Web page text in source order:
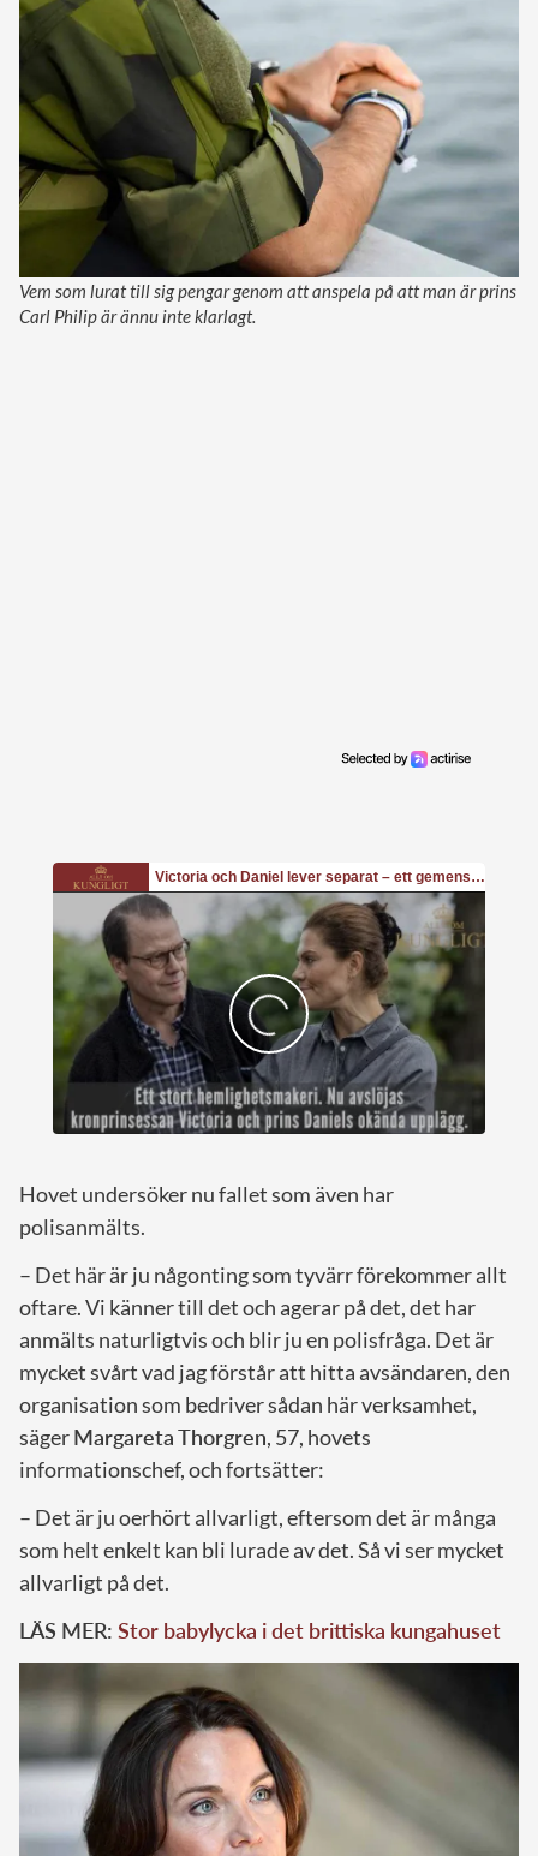
Vem som lurat till sig pengar genom att anspela på att man är prins
Carl Philip är ännu inte klarlagt.
Hovet undersöker nu fallet som även har
polisanmälts.
– Det här är ju någonting som tyvärr förekommer allt
oftare. Vi känner till det och agerar på det, det har
anmälts naturligtvis och blir ju en polisfråga. Det är
mycket svårt vad jag förstår att hitta avsändaren, den
organisation som bedriver sådan här verksamhet,
sägerMargareta Thorgren, 57, hovets
informationschef, och fortsätter:
– Det är ju oerhört allvarligt, eftersom det är många
som helt enkelt kan bli lurade av det. Så vi ser mycket
allvarligt på det.
LÄS MER: Stor babylycka i det brittiska kungahuset